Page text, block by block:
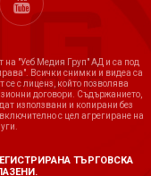
на "Уеб Медия Груп" АД и са под
Всички снимки и видеа са
с лиценз, който позволява
договори. Съдържанието,
използвани и копирани без
с цел агрегиране на
РЕГИСТРИРАНА ТЪРГОВСКА